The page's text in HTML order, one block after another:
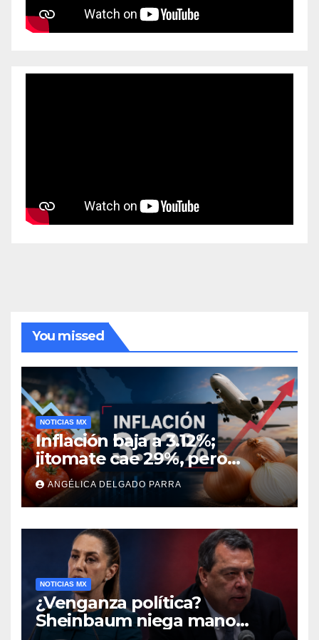
You missed
NOTICIAS MX
Inflación baja a 3.12%;
jitomate cae 29%, pero
cebolla y vuelos se
encarecen
ANGÉLICA DELGADO PARRA
NOTICIAS MX
¿Venganza política?
Sheinbaum niega mano